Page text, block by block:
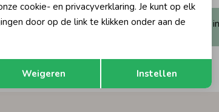
je
Hoe we met je data omgaan? Bekijk dit
Wij scoren een 9,4 op Kiyoh
Opslaan
cookie- en privacyverklaring. Je kunt op elk
door op de link te klikken onder aan de
Weigeren Instellen